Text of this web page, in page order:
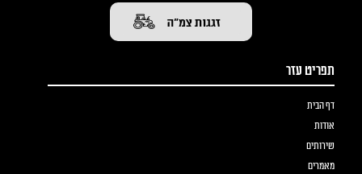
תפריט עזר
דף הבית
אודות
שירותים
מאמרים